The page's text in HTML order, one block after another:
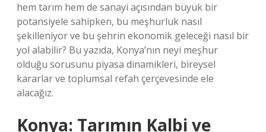
hem tarım hem de sanayi açısından büyük bir
potansiyele sahipken, bu meşhurluk nasıl
şekilleniyor ve bu şehrin ekonomik geleceği nasıl bir
yol alabilir? Bu yazıda, Konya’nın neyi meşhur
olduğu sorusunu piyasa dinamikleri, bireysel
kararlar ve toplumsal refah çerçevesinde ele
alacağız.
Konya: Tarımın Kalbi ve